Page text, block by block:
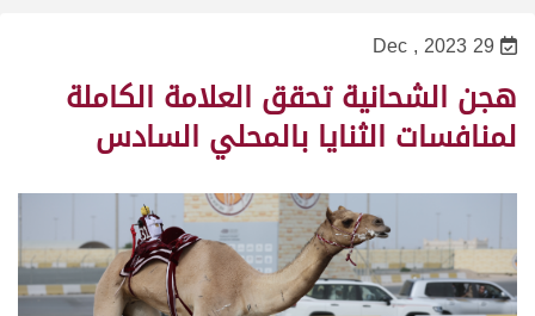
29 Dec , 2023
هجن الشحانية تحقق العلامة الكاملة
لمنافسات الثنايا بالمحلي السادس